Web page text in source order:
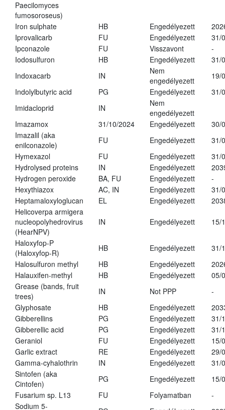
Paecilomyces
fumosoroseus)
Iron sulphate HB Engedélyezett
Iprovalicarb
FU Engedélyezett
31/
Ipconazole
FU Visszavont
-
Iodosulfuron
HB Engedélyezett
31/
Indoxacarb
IN
Nem
engedélyezett
19/
Indolylbutyric acid
PG Engedélyezett
31/
Imidacloprid
IN
Nem
engedélyezett
Imazamox
31/10/2024 Engedélyezett
30/
Imazalil (aka
enilconazole)
FU Engedélyezett
31/
Hymexazol
FU Engedélyezett
31/
Hydrolysed proteins
IN Engedélyezett
Hydrogen peroxide
BA, FU Engedélyezett
-
Hexythiazox
AC, IN Engedélyezett
31/
Heptamaloxyloglucan
EL Engedélyezett
Helicoverpa armigera
nucleopolyhedrovirus
(HearNPV)
IN Engedélyezett 15/
Haloxyfop-P
(Haloxyfop-R)
HB Engedélyezett
31/
Halosulfuron methyl
HB Engedélyezett
Halauxifen-methyl
HB Engedélyezett
05/
Grease (bands, fruit
trees)
IN Not PPP
-
Glyphosate
HB Engedélyezett
Gibberellins
PG Engedélyezett
31/
Gibberellic acid
PG Engedélyezett
31/
Geraniol
FU Engedélyezett
15/
Garlic extract
RE Engedélyezett
29/
Gamma-cyhalothrin
IN Engedélyezett
31/
Sintofen (aka
Cintofen)
PG Engedélyezett
15/
Fusarium sp. L13
FU Folyamatban
-
Sodium 5-